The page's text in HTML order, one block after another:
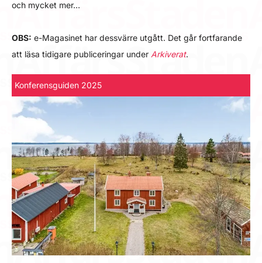
och mycket mer…
OBS: e-Magasinet har dessvärre utgått. Det går fortfarande
att läsa tidigare publiceringar under Arkiverat.
Konferensguiden 2025